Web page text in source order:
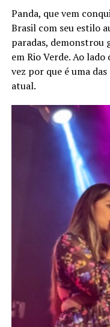
Panda, que vem
Brasil com seu estilo
paradas, demonstrou
em Rio Verde. Ao
vez por que é uma
atual.